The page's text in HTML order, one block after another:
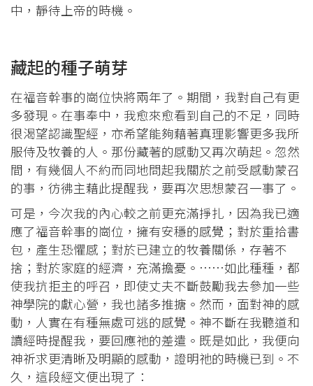
中，靜待上帝的時機。
藏起的種子萌芽
在福音幹事的崗位快將兩年了。期間，我對自己有更
多發現。在事奉中，我愈來愈看到自己的不足，同時
很渴望認識聖經，亦希望能夠藉著真理影響更多我所
服侍及牧養的人。那份藏著的感動又再次萌起。忽然
間，有幾個人不約而同地問起我關於之前受感動蒙召
的事，彷彿主藉此提醒我，要再次思想蒙召一事了。
可是，今次我的內心較之前更充滿掙扎，因為我已適
應了福音幹事的崗位，擁有安穩的感覺；對於重拾書
包，產生恐懼感；對於已建立的牧養關係，存著不
捨；對於家庭的經濟，充滿擔憂。……如此種種，都
使我抗拒主的呼召，即使丈夫不斷鼓勵我去參加一些
神學院的獻心營，我也諸多推搪。然而，面對神的感
動，人實在有種無處可逃的感覺。神不斷在我聽道和
讀經時提醒我，要回應祂的差遣。既是如此，我便向
神祈求更清晰及明顯的感動，證明祂的時機已到。不
久，這段經文便出現了：